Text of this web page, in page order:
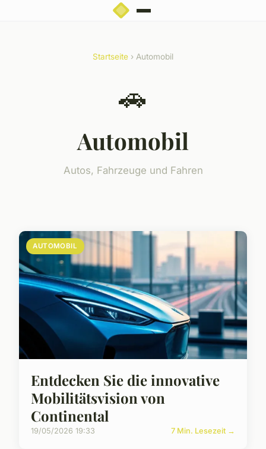
Startseite › Automobil
🚗
Automobil
Autos, Fahrzeuge und Fahren
AUTOMOBIL
Entdecken Sie die innovative
Mobilitätsvision von
Continental
19/05/2026 19:33 7 Min. Lesezeit →